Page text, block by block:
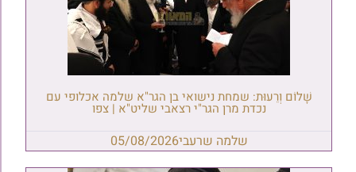
שָׁלוֹם וְרֵעוּת: שמחת נישואי בן הגר"א שלמה אכלופי עם
נכדת מרן הגר"י רצאבי שליט"א | צפו
שלמה שרעבי05/08/2026